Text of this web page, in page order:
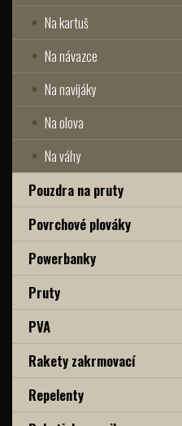
Na kartuš
Na návazce
Na navijáky
Na olova
Na váhy
Pouzdra na pruty
Povrchové plováky
Powerbanky
Pruty
PVA
Rakety zakrmovací
Repelenty